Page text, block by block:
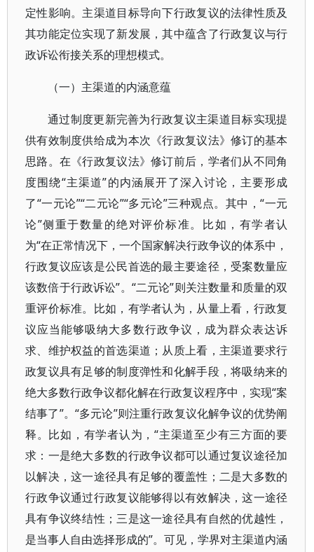
定性影响。主渠道目标导向下行政复议的法律性质及
其功能定位实现了新发展，其中蕴含了行政复议与行
政诉讼衔接关系的理想模式。
（一）主渠道的内涵意蕴
通过制度更新完善为行政复议主渠道目标实现提
供有效制度供给成为本次《行政复议法》修订的基本
思路。在《行政复议法》修订前后，学者们从不同角
度围绕“主渠道”的内涵展开了深入讨论，主要形成
了“一元论”“二元论”“多元论”三种观点。其中，“一元
论”侧重于数量的绝对评价标准。比如，有学者认
为“在正常情况下，一个国家解决行政争议的体系中，
行政复议应该是公民首选的最主要途径，受案数量应
该数倍于行政诉讼”。“二元论”则关注数量和质量的双
重评价标准。比如，有学者认为，从量上看，行政复
议应当能够吸纳大多数行政争议，成为群众表达诉
求、维护权益的首选渠道；从质上看，主渠道要求行
政复议具有足够的制度弹性和化解手段，将吸纳来的
绝大多数行政争议都化解在行政复议程序中，实现“案
结事了”。“多元论”则注重行政复议化解争议的优势阐
释。比如，有学者认为，“主渠道至少有三方面的要
求：一是绝大多数的行政争议都可以通过复议途径加
以解决，这一途径具有足够的覆盖性；二是大多数的
行政争议通过行政复议能够得以有效解决，这一途径
具有争议终结性；三是这一途径具有自然的优越性，
是当事人自由选择形成的”。可见，学界对主渠道内涵